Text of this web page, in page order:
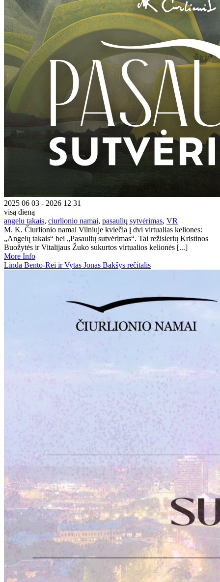
2025 06 03 - 2026 12 31
visą dieną
angelu takais, ciurlionio namai, pasaulių sytvėrimas, VR
M. K. Čiurlionio namai Vilniuje kviečia į dvi virtualias keliones:
„Angelų takais“ bei „Pasaulių sutvėrimas“. Tai režisierių Kristinos
Buožytės ir Vitalijaus Žuko sukurtos virtualios kelionės [...]
More Info
Linda Bento-Rei ir Vytas Jonas Bakšys rečitalis